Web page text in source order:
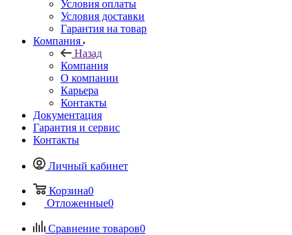
Условия оплаты
Условия доставки
Гарантия на товар
Компания
Назад
Компания
О компании
Карьера
Контакты
Документация
Гарантия и сервис
Контакты
Личный кабинет
Корзина0
Отложенные0
Сравнение товаров0